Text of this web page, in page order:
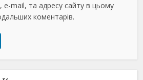
e-mail, та адресу сайту в цьому
коментарів.